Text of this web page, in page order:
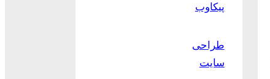
پیکاوب
طراحی
سایت